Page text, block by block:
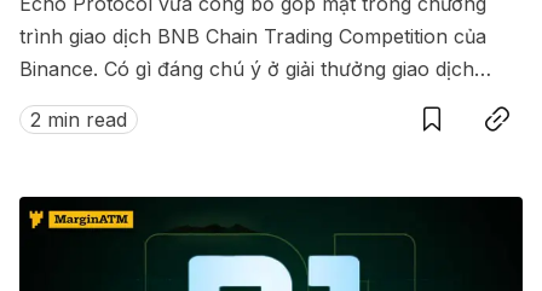
trình giao dịch BNB Chain Trading Competition của
Binance. Có gì đáng chú ý ở giải thưởng giao dịch
này?
2 min read
SaveCopy link